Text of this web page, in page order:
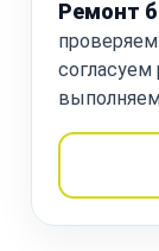
Ремонт
согласуем